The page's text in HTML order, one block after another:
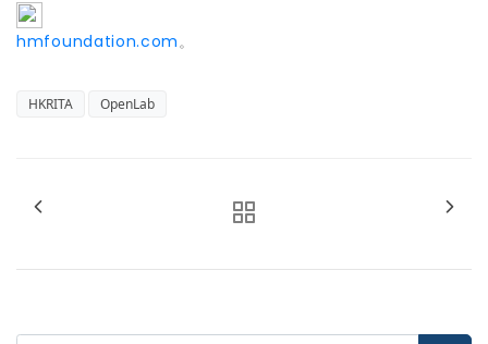
hmfoundation.com。
HKRITA OpenLab